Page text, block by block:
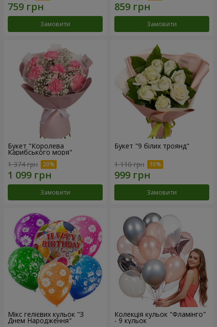
Замовити Замовити
Букет "Королева
Карибського моря"
1 374 грн
Замовити
Букет "9 білих троянд"
1 110 грн
Замовити
Мікс гелієвих кульок "З
Днем Народження"
Колекція кульок "Фламінго"
- 9 кульок